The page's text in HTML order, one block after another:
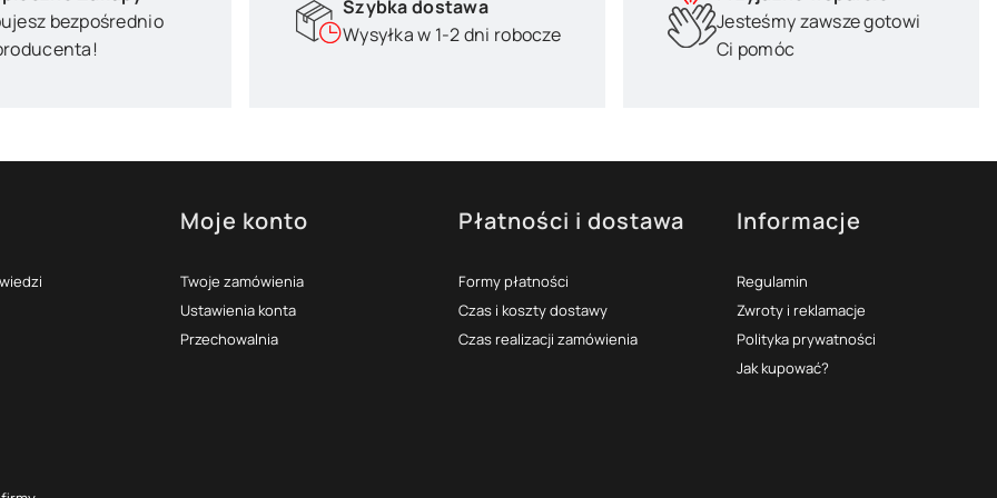
bezpośrednio
Szybka dostawa
Wysyłka w 1-2 dni robocze
Jesteśmy zawsze gotowi
Ci pomóc
Moje konto
Twoje zamówienia
Ustawienia konta
Przechowalnia
Płatności i dostawa
Formy płatności
Czas i koszty dostawy
Czas realizacji zamówienia
Informacje
Regulamin
Zwroty i reklamacje
Polityka prywatności
Jak kupować?